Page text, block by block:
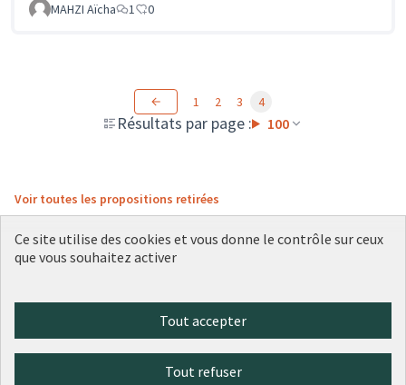
MAHZI Aïcha
1 0
Résultats par page : 100
1 2 3 4
Voir toutes les propositions retirées
(Lien externe)
(Lien externe)
(Lien externe)
(Lien externe)
(Lien externe)
Ce site utilise des cookies et vous donne le contrôle sur ceux
que vous souhaitez activer
Tout accepter
Tout refuser